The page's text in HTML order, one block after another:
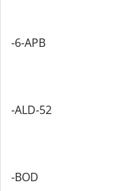
-6-APB
-ALD-52
-BOD